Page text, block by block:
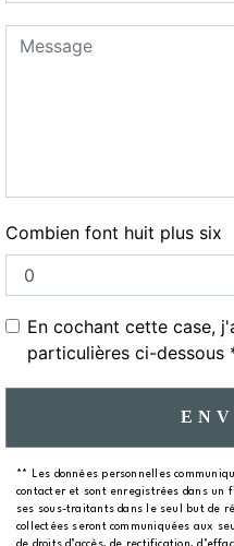
Combien font huit plus six
En cochant cette case,
particulières ci-dessous
** Les données personnelles
contacter et sont enregistrées dans un
ses sous-traitants dans le seul but de
collectées seront communiquées aux
de droits d’accès, de rectification,